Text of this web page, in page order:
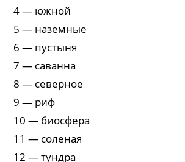
4 — южной
5 — наземные
6 — пустыня
7 — саванна
8 — северное
9 — риф
10 — биосфера
11 — соленая
12 — тундра